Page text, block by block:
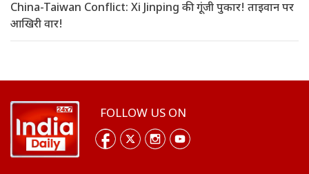
China-Taiwan Conflict: Xi Jinping की गूंजी पुकार! ताइवान पर
आखिरी वार!
FOLLOW US ON